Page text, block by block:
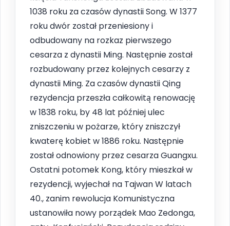
1038 roku za czasów dynastii Song. W 1377
roku dwór został przeniesiony i
odbudowany na rozkaz pierwszego
cesarza z dynastii Ming. Następnie został
rozbudowany przez kolejnych cesarzy z
dynastii Ming. Za czasów dynastii Qing
rezydencja przeszła całkowitą renowację
w 1838 roku, by 48 lat później ulec
zniszczeniu w pożarze, który zniszczył
kwaterę kobiet w 1886 roku. Następnie
został odnowiony przez cesarza Guangxu.
Ostatni potomek Kong, który mieszkał w
rezydencji, wyjechał na Tajwan W latach
40., zanim rewolucja Komunistyczna
ustanowiła nowy porządek Mao Zedonga,